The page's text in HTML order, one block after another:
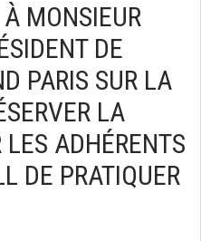
MONSIEUR
DE
PARIS SUR LA
LA
ADHÉRENTS
DE PRATIQUER